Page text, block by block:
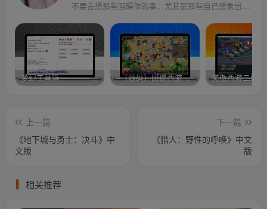
不要去想那些阻碍你的事，尤其是那些自己想象出来的事
梦幻工具箱————-免费 –（源码）田螺西游9.0 假人摆摊18门派飞升渡劫化圣助战最新BB谛听…. 笑傲西游二版-
上一篇
《地下城与勇士：决斗》中
文版
下一篇
《猎人：野性的呼唤》中文
版
相关推荐